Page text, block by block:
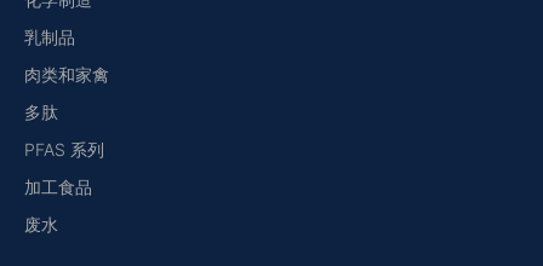
乳制品
肉类和家禽
多肽
PFAS 系列
加工食品
废水